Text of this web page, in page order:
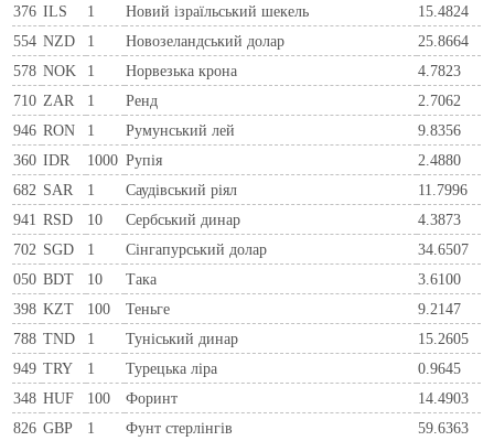
376 ILS 1 Новий ізраїльський шекель
15.4824
554 NZD 1 Новозеландський долар
25.8664
578 NOK 1 Норвезька крона
4.7823
710 ZAR 1 Ренд
2.7062
946 RON 1 Румунський лей
9.8356
360 IDR 1000 Рупія
2.4880
682 SAR 1 Саудівський ріял
11.7996
941 RSD 10 Сербський динар
4.3873
702 SGD 1 Сінгапурський долар
34.6507
050 BDT 10 Така
3.6100
398 KZT 100 Теньге
9.2147
788 TND 1 Туніський динар
15.2605
949 TRY 1 Турецька ліра
0.9645
348 HUF 100 Форинт
14.4903
826 GBP 1 Фунт стерлінгів 59.6363